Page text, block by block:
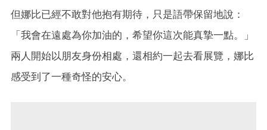
但娜比已經不敢對他抱有期待，只是語帶保留地說：
「我會在遠處為你加油的，希望你這次能真摯一點。」
兩人開始以朋友身份相處，還相約一起去看展覽，娜比
感受到了一種奇怪的安心。